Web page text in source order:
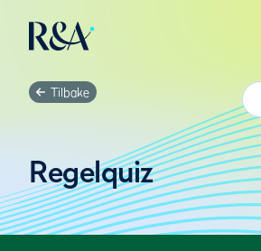
Tilbake
Regelquiz